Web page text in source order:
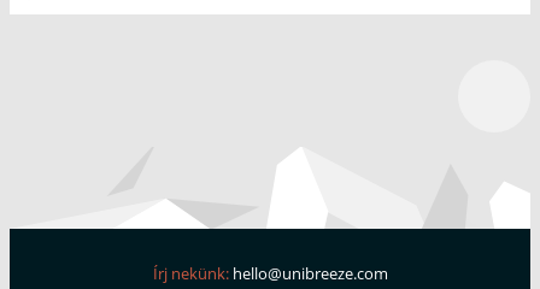
Írj nekünk: hello@unibreeze.com